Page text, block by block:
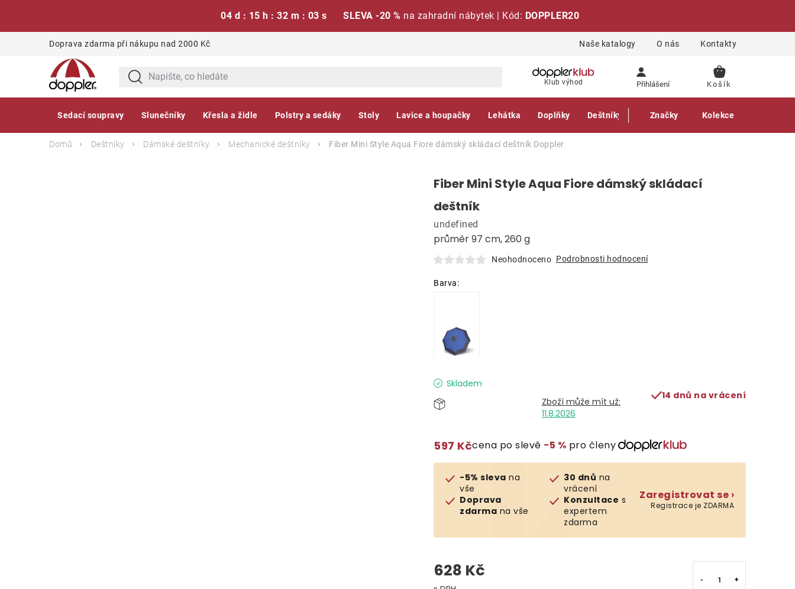
04 d : 15 h : 32 m : 02 s SLEVA -20 % na zahradní nábytek | Kód: DOPPLER20
Doprava zdarma při nákupu nad 2000 Kč Naše katalogy O nás Kontakty
Klub výhod Přihlášení
NÁKUPNÍ
Sedací soupravy Slunečníky Křesla a židle Polstry a sedáky Stoly Lavice a houpačky Lehátka Doplňky Deštníky Gastro produkty
Značky Kolekce
Domů Deštníky Dámské deštníky Mechanické deštníky Fiber Mini Style Aqua Fiore dámský skládací deštník Doppler
Fiber Mini Style Aqua Fiore dámský skládací
deštník
průměr 97 cm, 260 g
undefined
Neohodnoceno Podrobnosti hodnocení
Skladem
11.8.2026
14 dnů na vrácení
597 Kčcena po slevě −5 % pro členy
-5% sleva na
vše
Doprava
zdarma na vše
30 dnů na
vrácení
Konzultace s
expertem
zdarma
Zaregistrovat se ›
Registrace je ZDARMA
628 Kč